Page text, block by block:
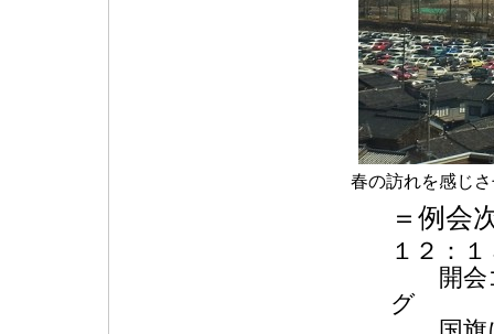
春の訪れを感じ
＝例会
１２：１
開会